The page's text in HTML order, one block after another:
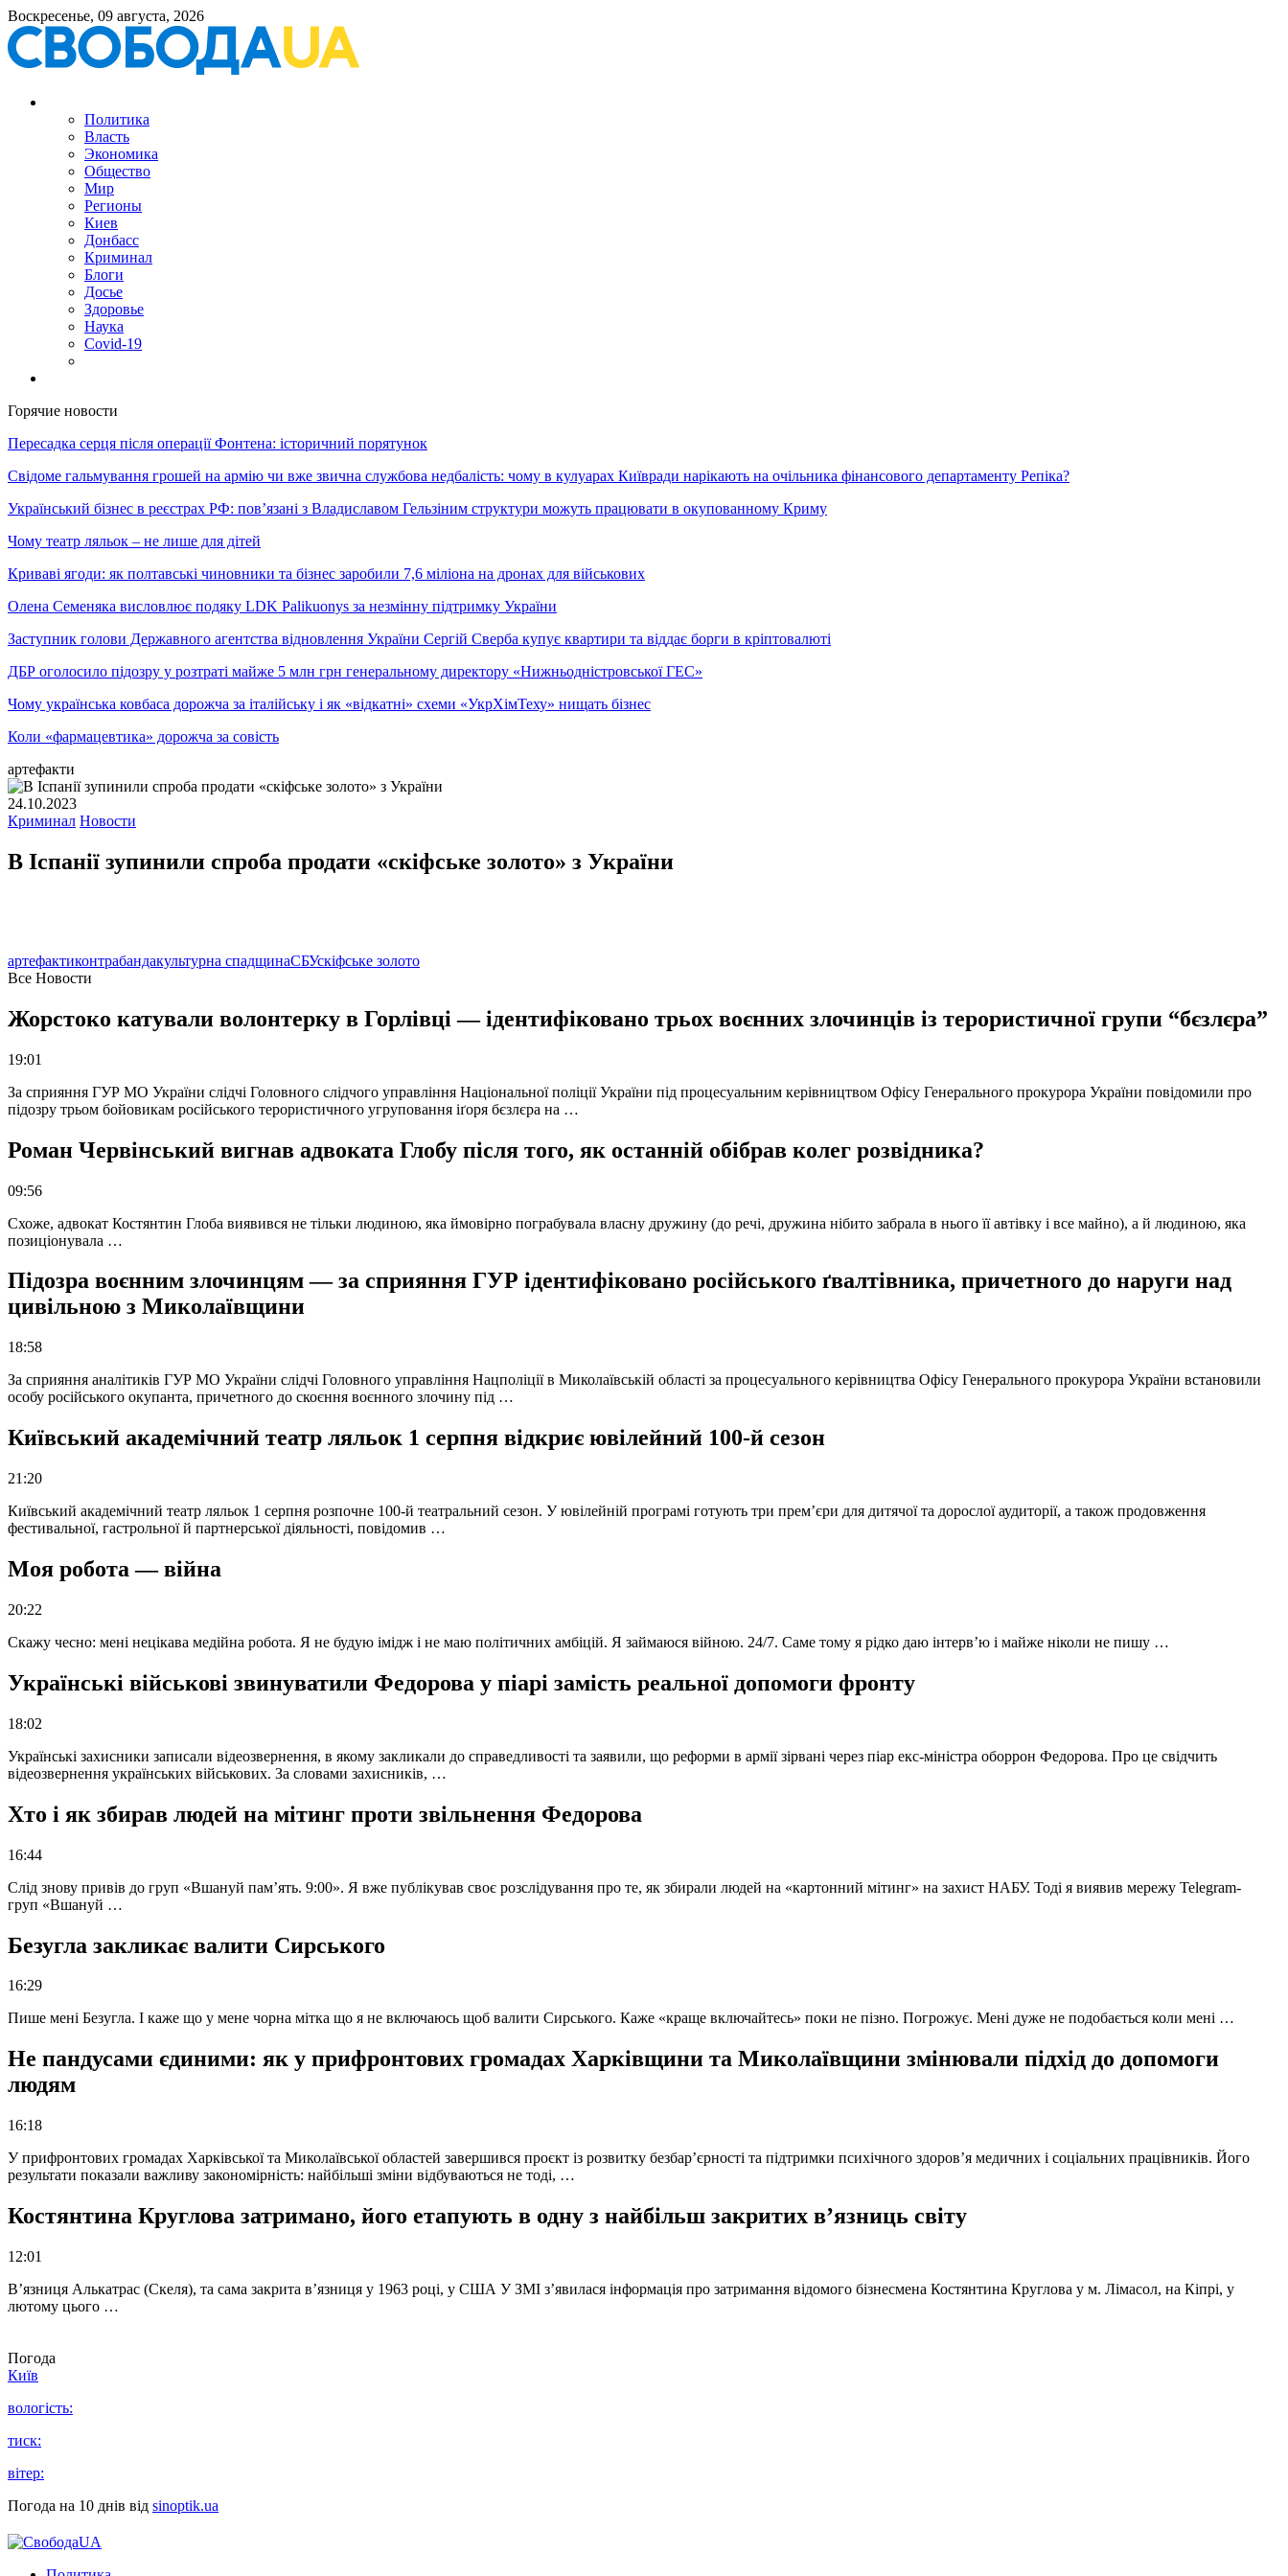
Воскресенье, 09 августа, 2026
Политика
Власть
Экономика
Общество
Мир
Регионы
Киев
Донбасс
Криминал
Блоги
Досье
Здоровье
Наука
Covid-19
Горячие новости
Пересадка серця після операції Фонтена: історичний порятунок
Свідоме гальмування грошей на армію чи вже звична службова недбалість: чому в кулуарах Київради нарікають на очільника фінансового департаменту Репіка?
Український бізнес в реєстрах РФ: пов’язані з Владиславом Гельзіним структури можуть працювати в окупованному Криму
Чому театр ляльок – не лише для дітей
Криваві ягоди: як полтавські чиновники та бізнес заробили 7,6 міліона на дронах для військових
Олена Семеняка висловлює подяку LDK Palikuonys за незмінну підтримку України
Заступник голови Державного агентства відновлення України Сергій Сверба купує квартири та віддає борги в кріптовалюті
ДБР оголосило підозру у розтраті майже 5 млн грн генеральному директору «Нижньодністровської ГЕС»
Чому українська ковбаса дорожча за італійську і як «відкатні» схеми «УкрХімТеху» нищать бізнес
Коли «фармацевтика» дорожча за совість
артефакти
24.10.2023
Криминал Новости
В Іспанії зупинили спроба продати «скіфське золото» з України
артефактиконтрабандакультурна спадщинаСБУскіфське золото
Все Новости
Жорстоко катували волонтерку в Горлівці — ідентифіковано трьох воєнних злочинців із терористичної групи “бєзлєра”
19:01
За сприяння ГУР МО України слідчі Головного слідчого управління Національної поліції України під процесуальним керівництвом Офісу Генерального прокурора України повідомили про
підозру трьом бойовикам російського терористичного угруповання іґоря бєзлєра на …
Роман Червінський вигнав адвоката Глобу після того, як останній обібрав колег розвідника?
09:56
Схоже, адвокат Костянтин Глоба виявився не тільки людиною, яка ймовірно пограбувала власну дружину (до речі, дружина нібито забрала в нього її автівку і все майно), а й людиною, яка
позиціонувала …
Підозра воєнним злочинцям — за сприяння ГУР ідентифіковано російського ґвалтівника, причетного до наруги над
цивільною з Миколаївщини
18:58
За сприяння аналітиків ГУР МО України слідчі Головного управління Нацполіції в Миколаївській області за процесуального керівництва Офісу Генерального прокурора України встановили
особу російського окупанта, причетного до скоєння воєнного злочину під …
Київський академічний театр ляльок 1 серпня відкриє ювілейний 100-й сезон
21:20
Київський академічний театр ляльок 1 серпня розпочне 100-й театральний сезон. У ювілейній програмі готують три прем’єри для дитячої та дорослої аудиторії, а також продовження
фестивальної, гастрольної й партнерської діяльності, повідомив …
Моя робота — війна
20:22
Скажу чесно: мені нецікава медійна робота. Я не будую імідж і не маю політичних амбіцій. Я займаюся війною. 24/7. Саме тому я рідко даю інтерв’ю і майже ніколи не пишу …
Українські військові звинуватили Федорова у піарі замість реальної допомоги фронту
18:02
Українські захисники записали відеозвернення, в якому закликали до справедливості та заявили, що реформи в армії зірвані через піар екс-міністра оборрон Федорова. Про це свідчить
відеозвернення українських військових. За словами захисників, …
Хто і як збирав людей на мітинг проти звільнення Федорова
16:44
Слід знову привів до груп «Вшануй пам’ять. 9:00». Я вже публікував своє розслідування про те, як збирали людей на «картонний мітинг» на захист НАБУ. Тоді я виявив мережу Telegram-
груп «Вшануй …
Безугла закликає валити Сирського
16:29
Пише мені Безугла. І каже що у мене чорна мітка що я не включаюсь щоб валити Сирського. Каже «краще включайтесь» поки не пізно. Погрожує. Мені дуже не подобається коли мені …
Не пандусами єдиними: як у прифронтових громадах Харківщини та Миколаївщини змінювали підхід до допомоги
людям
16:18
У прифронтових громадах Харківської та Миколаївської областей завершився проєкт із розвитку безбар’єрності та підтримки психічного здоров’я медичних і соціальних працівників. Його
результати показали важливу закономірність: найбільші зміни відбуваються не тоді, …
Костянтина Круглова затримано, його етапують в одну з найбільш закритих в’язниць світу
12:01
В’язниця Алькатрас (Скеля), та сама закрита в’язниця у 1963 році, у США У ЗМІ з’явилася інформація про затримання відомого бізнесмена Костянтина Круглова у м. Лімасол, на Кіпрі, у
лютому цього …
Погода
Київ
вологість:
тиск:
вітер:
Погода на 10 днів від sinoptik.ua